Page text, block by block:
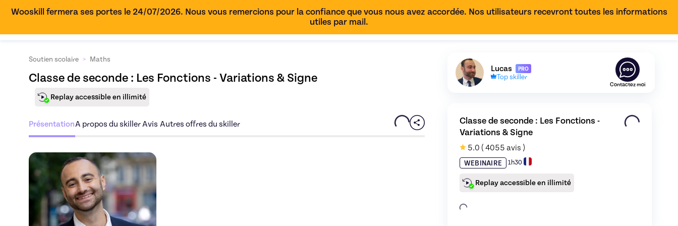
Wooskill fermera ses portes le 24/07/2026. Nous vous remercions pour la confiance que vous nous avez accordée. Nos utilisateurs recevront toutes les informations
utiles par mail.
Soutien scolaire > Maths
Classe de seconde : Les Fonctions - Variations & Signe
Replay accessible en illimité
PrésentationA propos du skillerAvis Autres offres du skiller
Découvrez l'offre de Lucas - image 0
Découvrez le profil de Skiller enMaths
Lucas PRO
Top skiller
Contactez moi
Classe de seconde : Les Fonctions -
Variations & Signe
5.0 ( 4055 avis )
WEBINAIRE 1h30
Replay accessible en illimité